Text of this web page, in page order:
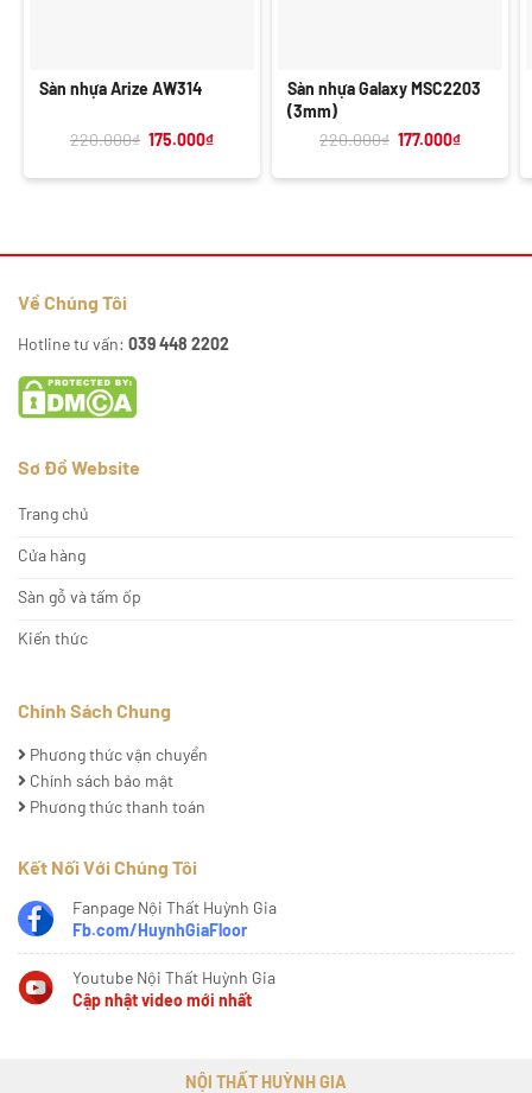
Sàn nhựa Arize AW314
220.000₫ Giá
220.000₫.
175.000₫Giá
là:
Sàn nhựa Galaxy MSC2203
(3mm)
220.000₫ Giá
220.000₫.
177.000₫Giá
là:
Về Chúng Tôi
Hotline tư vấn: 039 448 2202
Sơ Đồ Website
Trang chủ
Cửa hàng
Sàn gỗ và tấm ốp
Kiến thức
Chính Sách Chung
Phương thức vận chuyển
Chính sách bảo mật
Phương thức thanh toán
Kết Nối Với Chúng Tôi
Fanpage Nội Thất Huỳnh Gia
Fb.com/HuynhGiaFloor
Youtube Nội Thất Huỳnh Gia
Cập nhật video mới nhất
NỘI THẤT HUỲNH GIA